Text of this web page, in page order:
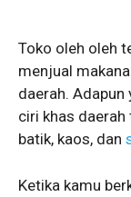
Toko oleh oleh
menjual
daerah.
ciri khas daerah
batik, kaos, dan
Ketika kamu